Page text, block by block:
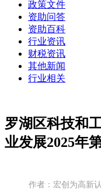
政策文件
资助问答
资助百科
行业资讯
财税资讯
其他新闻
行业相关
罗湖区科技和
业发展2025年
作者：宏创为高新